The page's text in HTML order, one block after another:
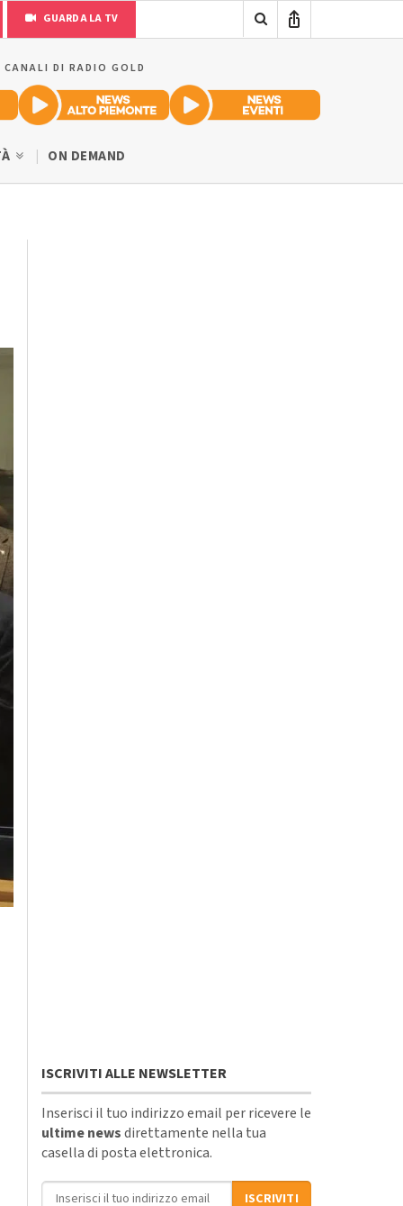
GUARDA LA TV
DI RADIO GOLD
ON DEMAND
ISCRIVITI ALLE NEWSLETTER
Inserisci il tuo indirizzo email per ricevere le
ultime newsdirettamente nella tua
casella di posta elettronica.
Indirizzo email
ISCRIVITI